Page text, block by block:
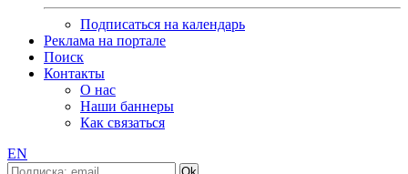
Подписаться на календарь
Реклама на портале
Поиск
Контакты
О нас
Наши баннеры
Как связаться
EN